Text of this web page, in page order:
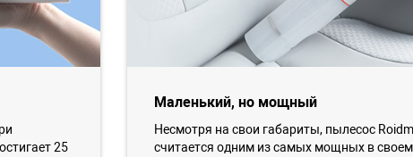
25
Маленький, но мощный
Несмотря на свои габариты, пылесос
считается одним из самых мощных в своем